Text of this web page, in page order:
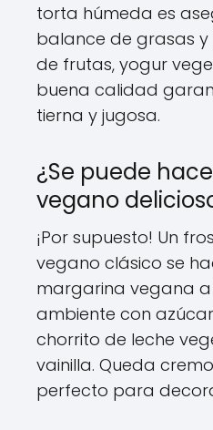
torta húmeda es
balance de grasas y
de frutas, yogur
buena calidad
tierna y jugosa.
¿Se puede
vegano
¡Por supuesto! Un
vegano clásico se
margarina vegana
ambiente con
chorrito de leche
vainilla. Queda
perfecto para